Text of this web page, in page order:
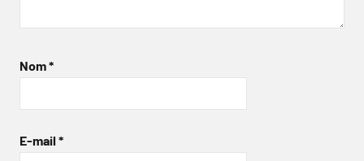
Nom*
E-mail *